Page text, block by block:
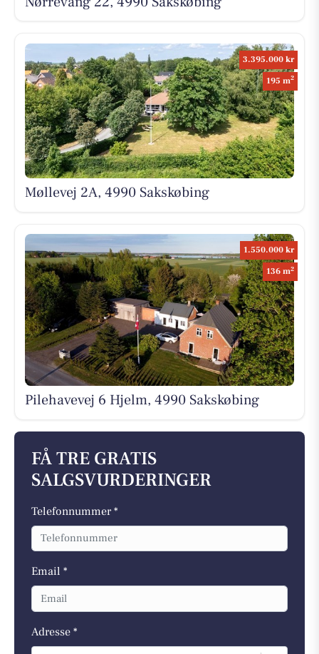
3.395.000 kr
195 m2
Møllevej 2A, 4990 Sakskøbing
1.550.000 kr
136 m2
Pilehavevej 6 Hjelm, 4990 Sakskøbing
FÅ TRE GRATIS
SALGSVURDERINGER
Telefonnummer *
Email *
Adresse *